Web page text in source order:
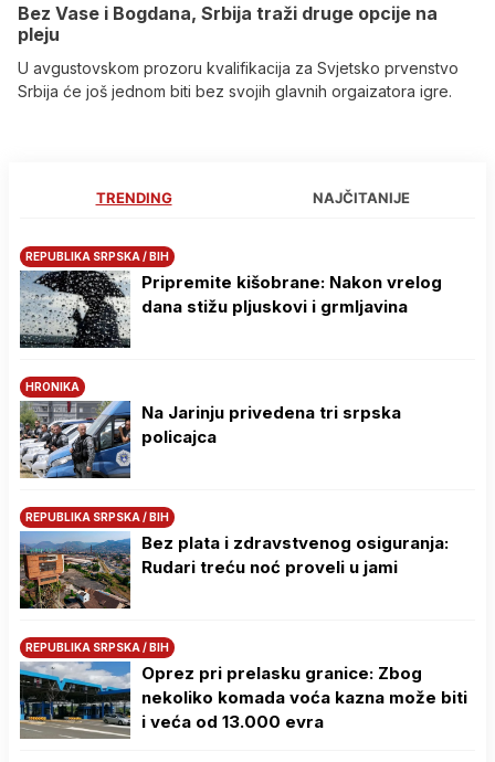
Bez Vase i Bogdana, Srbija traži druge opcije na
pleju
U avgustovskom prozoru kvalifikacija za Svjetsko prvenstvo
Srbija će još jednom biti bez svojih glavnih orgaizatora igre.
TRENDING NAJČITANIJE
REPUBLIKA SRPSKA / BIH
Pripremite kišobrane: Nakon vrelog
dana stižu pljuskovi i grmljavina
HRONIKA
Na Јarinju privedena tri srpska
policajca
REPUBLIKA SRPSKA / BIH
Bez plata i zdravstvenog osiguranja:
Rudari treću noć proveli u jami
REPUBLIKA SRPSKA / BIH
Oprez pri prelasku granice: Zbog
nekoliko komada voća kazna može biti
i veća od 13.000 evra